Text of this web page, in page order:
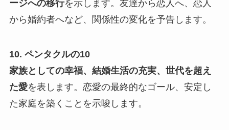
ージへの移行を示します。友達から恋人へ、恋人
から婚約者へなど、関係性の変化を予告します。
10. ペンタクルの10
家族としての幸福、結婚生活の充実、世代を超え
た愛を表します。恋愛の最終的なゴール、安定し
た家庭を築くことを示唆します。